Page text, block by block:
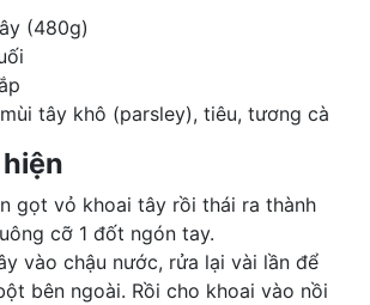
(480g)
tây khô (parsley), tiêu, tương cà
gọt vỏ khoai tây rồi thái ra thành
cỡ 1 đốt ngón tay.
vào chậu nước, rửa lại vài lần để
bên ngoài. Rồi cho khoai vào nồi